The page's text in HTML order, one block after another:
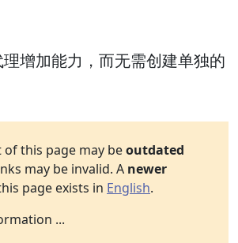
增加能力，而无需创建单独的
of this page may beoutdated
may be invalid. A newer
page exists in English.
...